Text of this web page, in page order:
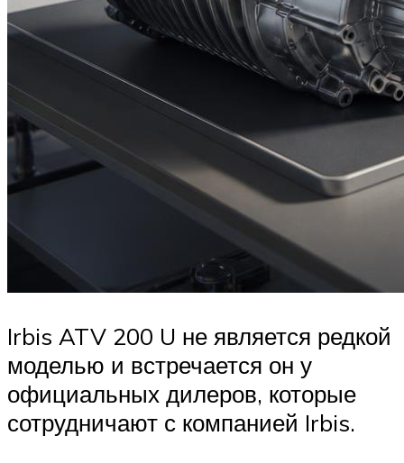
Irbis ATV 200 U не является редкой
моделью и встречается он у
официальных дилеров, которые
сотрудничают с компанией Irbis.